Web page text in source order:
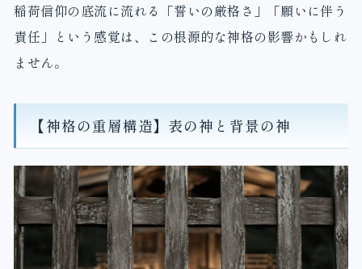
稲荷信仰の底流に流れる「誓いの厳格さ」「願いに伴う
責任」という感覚は、この根源的な神格の影響かもしれ
ません。
【神格の重層構造】表の神と背景の神